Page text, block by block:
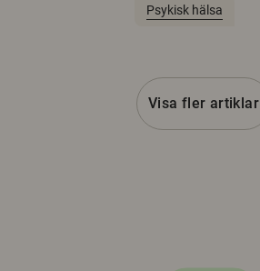
Psykisk hälsa
Visa fler artiklar